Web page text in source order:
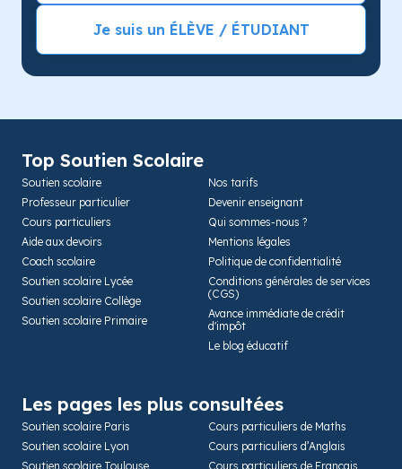
Je suis un ÉLÈVE / ÉTUDIANT
Top Soutien Scolaire
Soutien scolaire
Professeur particulier
Cours particuliers
Aide aux devoirs
Coach scolaire
Soutien scolaire Lycée
Soutien scolaire Collège
Soutien scolaire Primaire
Nos tarifs
Devenir enseignant
Qui sommes-nous ?
Mentions légales
Politique de confidentialité
Conditions générales de services
(CGS)
Avance immédiate de crédit
d'impôt
Le blog éducatif
Les pages les plus consultées
Soutien scolaire Paris
Soutien scolaire Lyon
Soutien scolaire Toulouse
Cours particuliers de Maths
Cours particuliers d’Anglais
Cours particuliers de Français